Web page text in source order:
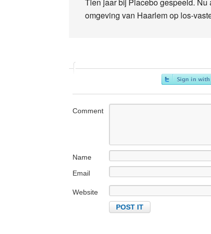
omgeving van Haarlem op los-
Comment
Name
Email
Website